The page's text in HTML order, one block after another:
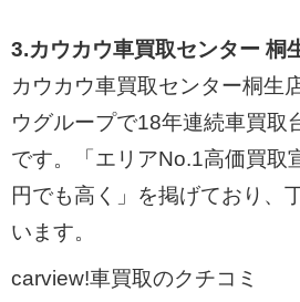
3.カウカウ車買取センター 桐
カウカウ車買取センター桐生
ウグループで18年連続車買取
です。「エリアNo.1高価買取
円でも高く」を掲げており、
います。
carview!車買取のクチコミ